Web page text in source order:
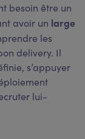
besoin être un
avoir un large
les
delivery. Il
s’appuyer
lui-